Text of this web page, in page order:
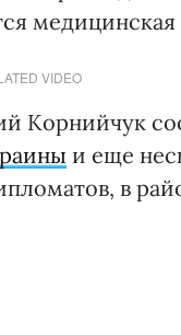
VIDEO
Корнийчук
и еще
в